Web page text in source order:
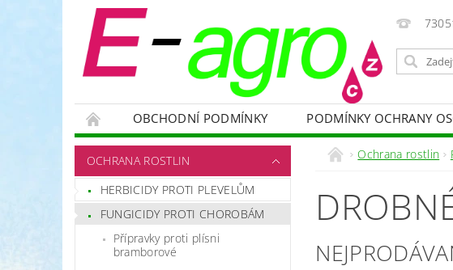
OBCHODNÍ PODMÍNKY PODMÍNKY OCHRANY
NÁDRŽE
HNOJIVA VELKOOBJEMOVÉ VAKY, PYTLE,
RODENTICIDY - PROTI HLODAVCŮM
OCHRANNÉ POMŮCKY A PRACOVNÍ OBLEČENÍ
PRODEJ
NÁHRADNÍ DÍLY A SERVIS
OCHRANA ROSTLIN
HERBICIDY PROTI PLEVELŮM
FUNGICIDY PROTI CHOROBÁM
Přípravky proti plísni
bramborové
Ochrana rostlin